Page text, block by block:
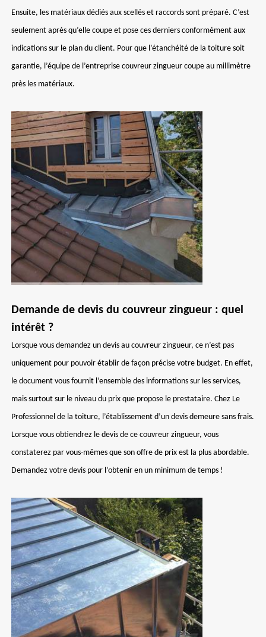
Ensuite, les matériaux dédiés aux scellés et raccords sont préparé. C’est
seulement après qu’elle coupe et pose ces derniers conformément aux
indications sur le plan du client. Pour que l’étanchéité de la toiture soit
garantie, l’équipe de l’entreprise couvreur zingueur coupe au millimètre
près les matériaux.
Demande de devis du couvreur zingueur : quel
intérêt ?
Lorsque vous demandez un devis au couvreur zingueur, ce n’est pas
uniquement pour pouvoir établir de façon précise votre budget. En effet,
le document vous fournit l’ensemble des informations sur les services,
mais surtout sur le niveau du prix que propose le prestataire. Chez Le
Professionnel de la toiture, l’établissement d’un devis demeure sans frais.
Lorsque vous obtiendrez le devis de ce couvreur zingueur, vous
constaterez par vous-mêmes que son offre de prix est la plus abordable.
Demandez votre devis pour l’obtenir en un minimum de temps !